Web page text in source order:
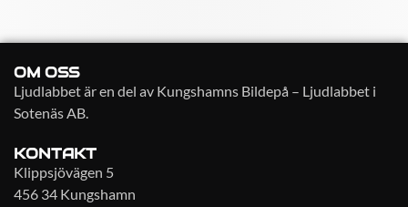
OM OSS
Ljudlabbet är en del av Kungshamns Bildepå – Ljudlabbet i
Sotenäs AB.
KONTAKT
Klippsjövägen 5
456 34 Kungshamn